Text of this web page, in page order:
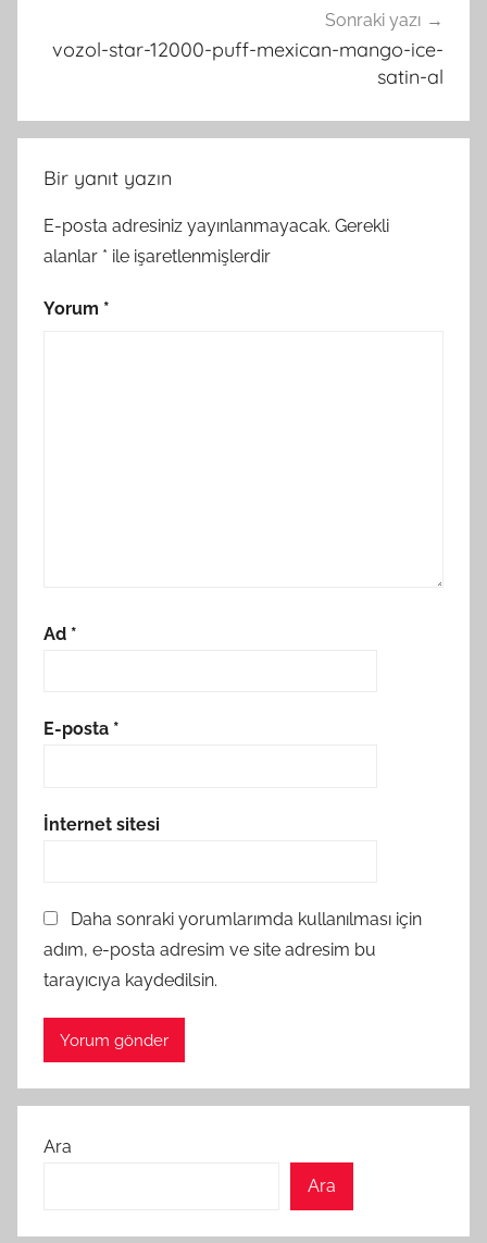
Sonraki yazı
vozol-star-12000-puff-mexican-mango-ice-
satin-al
Bir yanıt yazın
E-posta adresiniz yayınlanmayacak. Gerekli
alanlar * ile işaretlenmişlerdir
Yorum *
Ad *
E-posta *
İnternet sitesi
Daha sonraki yorumlarımda kullanılması için
adım, e-posta adresim ve site adresim bu
tarayıcıya kaydedilsin.
Ara
Ara